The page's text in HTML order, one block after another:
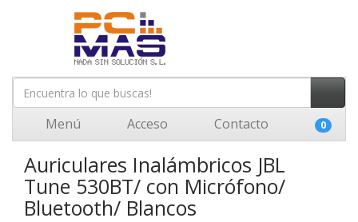
Menú Acceso Contacto 0
Auriculares Inalámbricos JBL
Tune 530BT/ con Micrófono/
Bluetooth/ Blancos